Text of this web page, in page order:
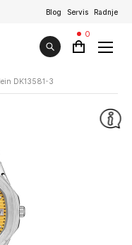
Blog Servis Radnje
0
DK13581-3